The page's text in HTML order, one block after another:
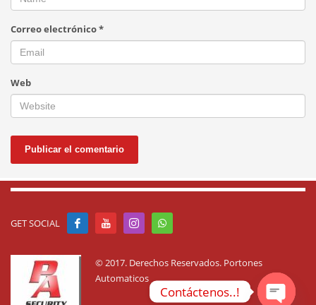
Correo electrónico*
Web
GET SOCIAL
© 2017. Derechos Reservados. Portones
Automaticos
Contáctenos..!